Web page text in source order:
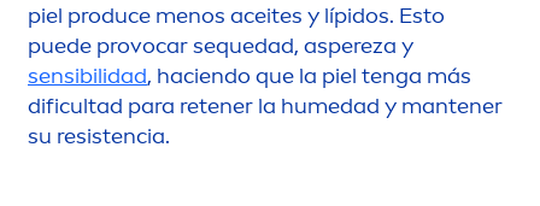
piel produce menos aceites y lípidos. Esto
puede provocar sequedad, aspereza y
sensibilidad, haciendo que la piel tenga más
dificultad para retener la humedad y mantener
su resistencia.